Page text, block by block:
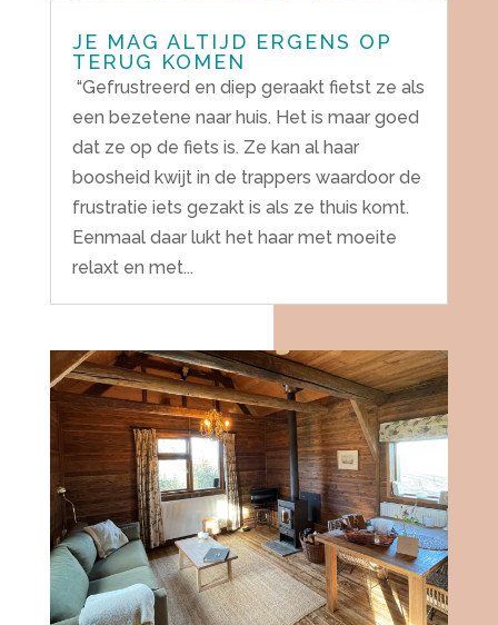
JE MAG ALTIJD ERGENS OP
TERUG KOMEN
“Gefrustreerd en diep geraakt fietst ze als
een bezetene naar huis. Het is maar goed
dat ze op de fiets is. Ze kan al haar
boosheid kwijt in de trappers waardoor de
frustratie iets gezakt is als ze thuis komt.
Eenmaal daar lukt het haar met moeite
relaxt en met...